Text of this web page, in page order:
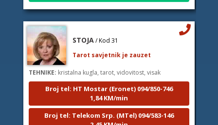
Tarot savjetnik je zauzet
TEHNIKE:kristalna kugla, tarot, vidovitost, visak
Broj tel: HT Mostar (Eronet) 094/850-746
1,84 KM/min
Broj tel: Telekom Srp. (MTel) 094/583-146
2,45 KM/min